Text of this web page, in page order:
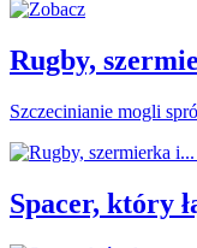
Rugby,
Szczecinianie mogli
Spacer, który